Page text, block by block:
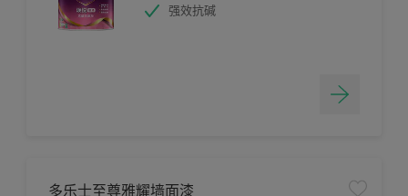
强效抗碱
多乐士至尊雅耀墙面漆